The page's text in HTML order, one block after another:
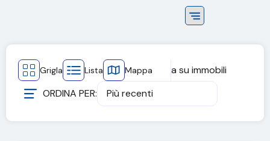
Grigla Lista Mappa a su immobili
ORDINA PER:
Più recenti